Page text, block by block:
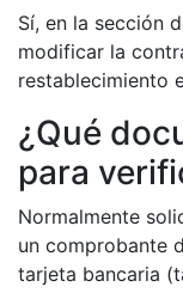
Sí, en la sección
modificar la
restablecimiento
¿Qué
para
Normalmente
un comprobante
tarjeta bancaria